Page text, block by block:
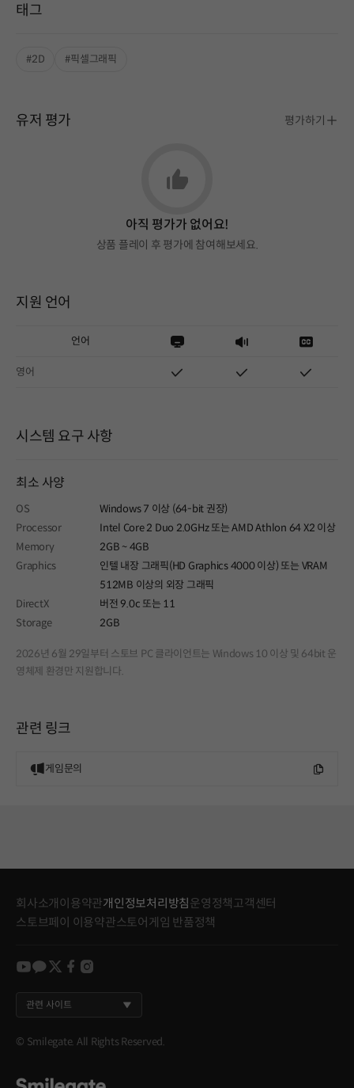
태그
#2D #픽셀그래픽
유저 평가 평가하기
아직 평가가 없어요!
상품 플레이 후 평가에 참여해보세요.
지원 언어
언어
영어
시스템 요구 사항
최소 사양
OS
Windows 7 이상 (64-bit 권장)
Processor
Intel Core 2 Duo 2.0GHz 또는 AMD Athlon 64 X2 이상
Memory
2GB ~ 4GB
Graphics
인텔 내장 그래픽(HD Graphics 4000 이상) 또는 VRAM
512MB 이상의 외장 그래픽
DirectX
버전 9.0c 또는 11
Storage
2GB
2026년 6월 29일부터 스토브 PC 클라이언트는 Windows 10 이상 및 64bit 운
영체제 환경만 지원합니다.
관련 링크
게임문의
회사소개이용약관개인정보처리방침 운영정책고객센터
스토브페이 이용약관스토어게임 반품정책
youtube
kakao
twitter
facebook
instagram
관련 사이트
© Smilegate. All Rights Reserved.